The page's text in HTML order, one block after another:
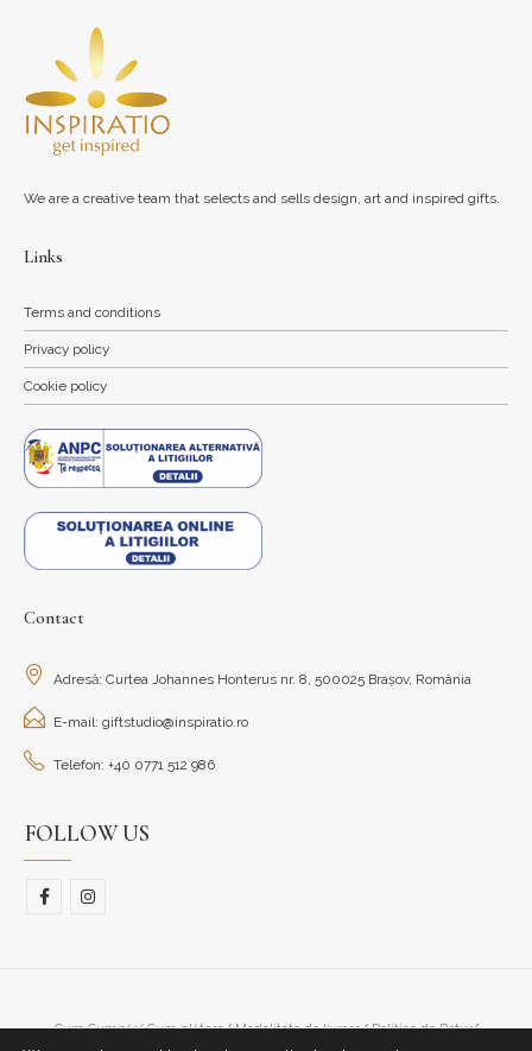
We are a creative team that selects and sells design, art and inspired gifts.
Links
Terms and conditions
Privacy policy
Cookie policy
Contact
Adresă: Curtea Johannes Honterus nr. 8, 500025 Brașov, România
E-mail: giftstudio@inspiratio.ro
Telefon: +40 0771 512 986
FOLLOW US
Cum Cumpăr/ Cum plătesc Modalitate de livrare Politica de Retur